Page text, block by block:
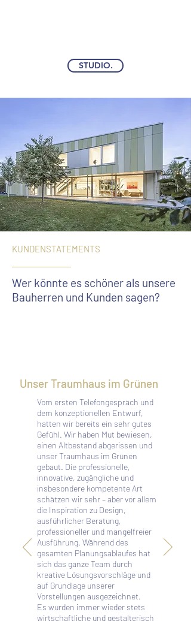
STUDIO.
KUNDENSTATEMENTS
Wer könnte es schöner als unsere
Bauherren und Kunden sagen?
Unser Traumhaus im Grünen
Vom ersten Telefongespräch und
dem konzeptionellen Entwurf,
hatten wir bereits ein sehr gutes
Gefühl. Wir haben Mut bewiesen,
einen Altbestand abgerissen und
unser Traumhaus im Grünen
gebaut. Die professionelle,
innovative, zugängliche und
insbesondere kompetente Art
schätzen wir sehr – aber vor allem
die Inspiration zu Design,
ausführlicher Beratung,
professioneller und mangelfreier
Ausführung. Während des
gesamten Planungsablaufes hat
sich das ganze Team durch
kreative Lösungsvorschläge und
auf Grundlage unserer
Vorstellungen ausgezeichnet.
Es wurden immer wieder stets
wirtschaftliche und gestalterisch